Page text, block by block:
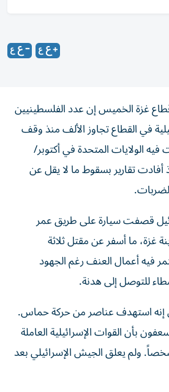
غزة الخميس إن عدد الفلسطينيين
في القطاع تجاوز ‌الألف منذ وقف
الولايات المتحدة في أكتوبر/
⁠أفادت تقارير بسقوط ما لا يقل عن
قصفت سيارة على طريق عمر
غزة، ما أسفر عن مقتل ثلاثة
أعمال العنف رغم الجهود
للتوصل إلى هدنة.
إنه استهدف عناصر من حركة حماس.
بأن القوات الإسرائيلية العاملة
ولم يعلق الجيش الإسرائيلي بعد